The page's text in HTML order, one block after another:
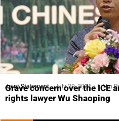
Joint Statement July 29, 2026 6 Min
Grave concern over the ICE
rights lawyer Wu Shaoping